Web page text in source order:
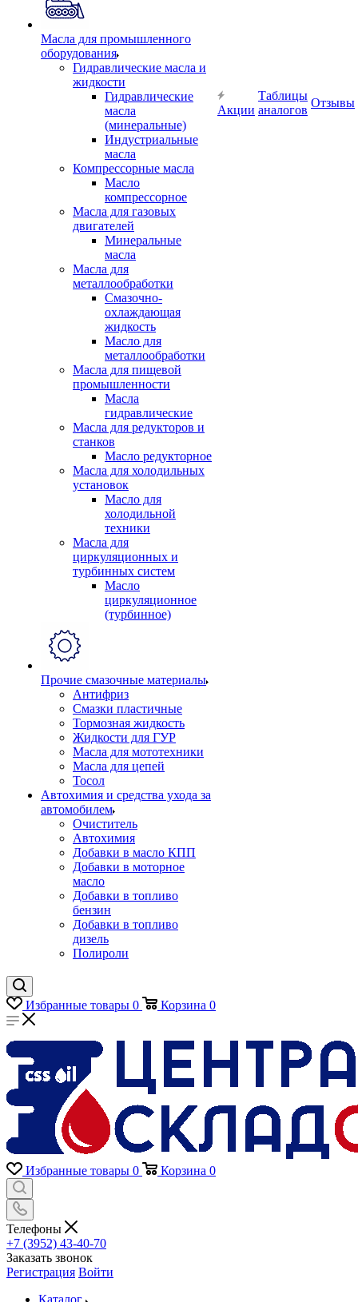
Масла для промышленного
оборудования
Гидравлические масла и
жидкости
Гидравлические
масла
(минеральные)
Индустриальные
масла
Компрессорные масла
Масло
компрессорное
Масла для газовых
двигателей
Минеральные
масла
Масла для
металлообработки
Смазочно-
охлаждающая
жидкость
Масло для
металлообработки
Масла для пищевой
промышленности
Масла
гидравлические
Масла для редукторов и
станков
Масло редукторное
Масла для холодильных
установок
Масло для
холодильной
техники
Масла для
циркуляционных и
турбинных систем
Масло
циркуляционное
(турбинное)
Прочие смазочные материалы
Антифриз
Смазки пластичные
Тормозная жидкость
Жидкости для ГУР
Масла для мототехники
Масла для цепей
Тосол
Автохимия и средства ухода за
автомобилем
Очиститель
Автохимия
Добавки в масло КПП
Добавки в моторное
масло
Добавки в топливо
бензин
Добавки в топливо
дизель
Полироли
Акции
Таблицы
аналогов
Отзывы
Избранные товары 0 Корзина 0
Избранные товары 0 Корзина 0
Телефоны
+7 (3952) 43-40-70
Заказать звонок
Регистрация Войти
Каталог